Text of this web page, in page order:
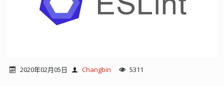
2020年02月05日 Changbin 5311